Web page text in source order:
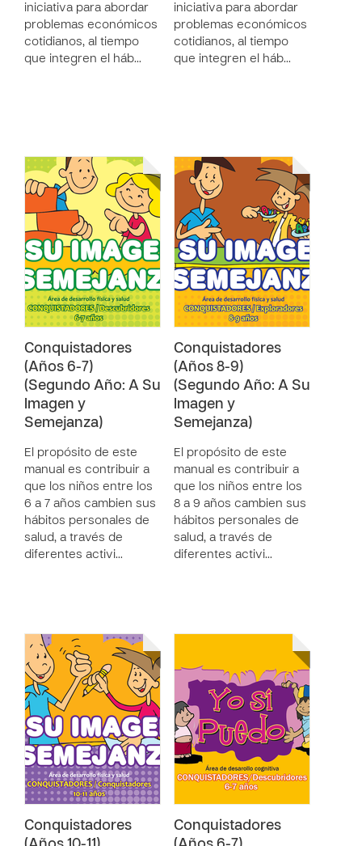
iniciativa para abordar
problemas económicos
cotidianos, al tiempo
que integren el háb…
iniciativa para abordar
problemas económicos
cotidianos, al tiempo
que integren el háb…
Conquistadores
(Años 6-7)
(Segundo Año: A Su
Imagen y
Semejanza)
El propósito de este
manual es contribuir a
que los niños entre los
6 a 7 años cambien sus
hábitos personales de
salud, a través de
diferentes activi…
Conquistadores
(Años 8-9)
(Segundo Año: A Su
Imagen y
Semejanza)
El propósito de este
manual es contribuir a
que los niños entre los
8 a 9 años cambien sus
hábitos personales de
salud, a través de
diferentes activi…
Conquistadores
Conquistadores